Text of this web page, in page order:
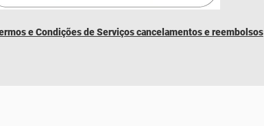
e Condições de Serviços cancelamentos e reembolsos